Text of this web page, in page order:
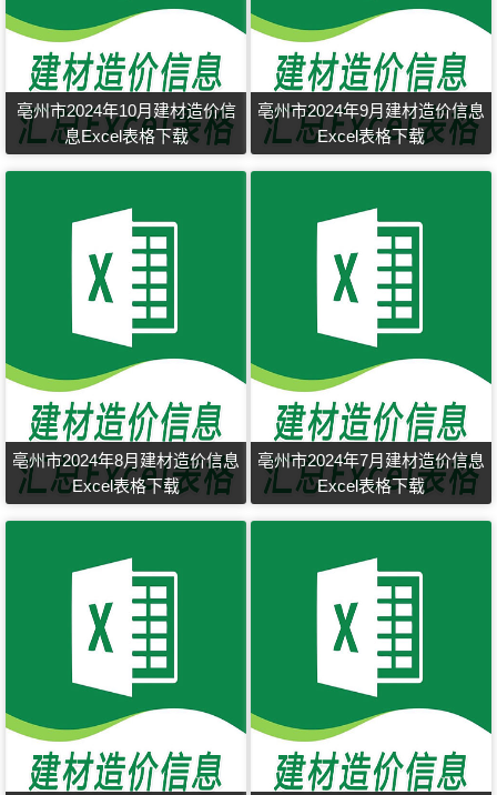
亳州市2024年10月建材造价信
息Excel表格下载
亳州市2024年9月建材造价信息
Excel表格下载
亳州市2024年8月建材造价信息
Excel表格下载
亳州市2024年7月建材造价信息
Excel表格下载